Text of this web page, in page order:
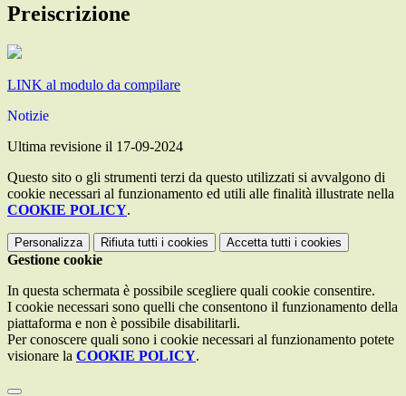
Preiscrizione
LINK al modulo da compilare
Notizie
Ultima revisione il 17-09-2024
Questo sito o gli strumenti terzi da questo utilizzati si avvalgono di
cookie necessari al funzionamento ed utili alle finalità illustrate nella
COOKIE POLICY.
Personalizza Rifiuta tutti i cookies Accetta tutti i cookies
Gestione cookie
In questa schermata è possibile scegliere quali cookie consentire.
I cookie necessari sono quelli che consentono il funzionamento della
piattaforma e non è possibile disabilitarli.
Per conoscere quali sono i cookie necessari al funzionamento potete
visionare la COOKIE POLICY.